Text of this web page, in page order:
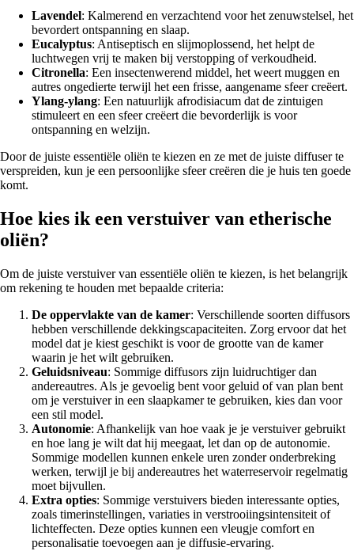
Lavendel: Kalmerend en verzachtend voor het zenuwstelsel, het
bevordert ontspanning en slaap.
Eucalyptus: Antiseptisch en slijmoplossend, het helpt de
luchtwegen vrij te maken bij verstopping of verkoudheid.
Citronella: Een insectenwerend middel, het weert muggen en
autres ongedierte terwijl het een frisse, aangename sfeer creëert.
Ylang-ylang: Een natuurlijk afrodisiacum dat de zintuigen
stimuleert en een sfeer creëert die bevorderlijk is voor
ontspanning en welzijn.
Door de juiste essentiële oliën te kiezen en ze met de juiste diffuser te
verspreiden, kun je een persoonlijke sfeer creëren die je huis ten goede
komt.
Hoe kies ik een verstuiver van etherische
oliën?
Om de juiste verstuiver van essentiële oliën te kiezen, is het belangrijk
om rekening te houden met bepaalde criteria:
De oppervlakte van de kamer: Verschillende soorten diffusors
hebben verschillende dekkingscapaciteiten. Zorg ervoor dat het
model dat je kiest geschikt is voor de grootte van de kamer
waarin je het wilt gebruiken.
Geluidsniveau: Sommige diffusors zijn luidruchtiger dan
andereautres. Als je gevoelig bent voor geluid of van plan bent
om je verstuiver in een slaapkamer te gebruiken, kies dan voor
een stil model.
Autonomie: Afhankelijk van hoe vaak je je verstuiver gebruikt
en hoe lang je wilt dat hij meegaat, let dan op de autonomie.
Sommige modellen kunnen enkele uren zonder onderbreking
werken, terwijl je bij andereautres het waterreservoir regelmatig
moet bijvullen.
Extra opties: Sommige verstuivers bieden interessante opties,
zoals timerinstellingen, variaties in verstrooiingsintensiteit of
lichteffecten. Deze opties kunnen een vleugje comfort en
personalisatie toevoegen aan je diffusie-ervaring.